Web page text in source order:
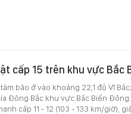
cấp 15 trên khu vực Bắc
bão ở vào khoảng 22,1 độ Vĩ
Đông Bắc khu vực Bắc Biển
cấp 11 - 12 (103 - 133 km/giờ),